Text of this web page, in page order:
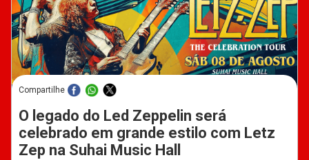
Compartilhe
O legado do Led Zeppelin será
celebrado em grande estilo com Letz
Zep na Suhai Music Hall